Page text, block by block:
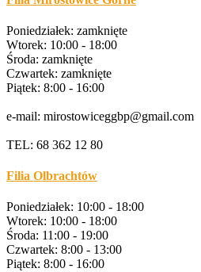
Poniedziałek: zamknięte
Wtorek: 10:00 - 18:00
Środa: zamknięte
Czwartek: zamknięte
Piątek: 8:00 - 16:00
e-mail: mirostowiceggbp@gmail.com
TEL: 68 362 12 80
Filia Olbrachtów
Poniedziałek: 10:00 - 18:00
Wtorek: 10:00 - 18:00
Środa: 11:00 - 19:00
Czwartek: 8:00 - 13:00
Piątek: 8:00 - 16:00